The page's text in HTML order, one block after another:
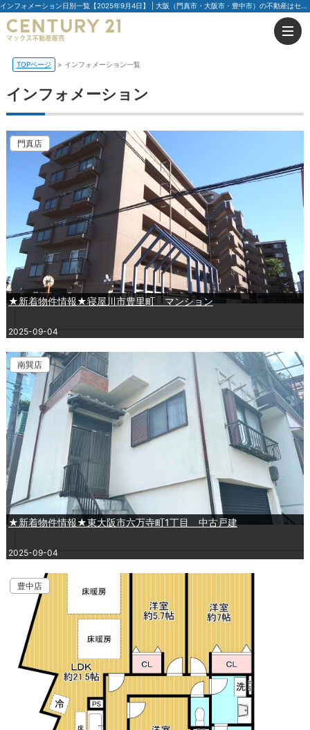
インフォメーション日別一覧【2025年9月4日】 | 大阪（門真市・大阪市・豊中市）の不動産はセンチュリー21マックス不動産販売
TOPページ インフォメーション一覧
インフォメーション
門真店
★新着物件情報★寝屋川市豊里町 マンション
2025-09-04
南巽店
★新着物件情報★東大阪市六万寺町1丁目 中古戸建
2025-09-04
豊中店